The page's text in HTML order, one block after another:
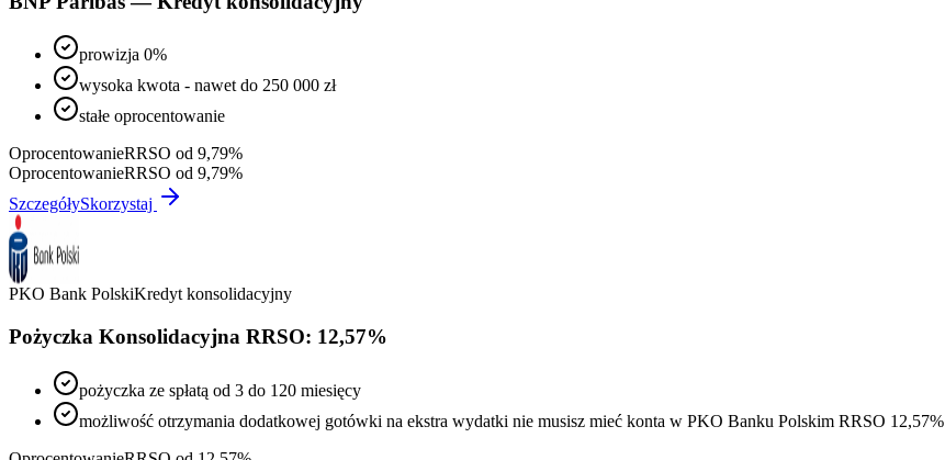
prowizja 0%
wysoka kwota - nawet do 250 000 zł
stałe oprocentowanie
OprocentowanieRRSO od 9,79%
OprocentowanieRRSO od 9,79%
SzczegółySkorzystaj
PKO Bank PolskiKredyt konsolidacyjny
Pożyczka Konsolidacyjna RRSO: 12,57%
pożyczka ze spłatą od 3 do 120 miesięcy
możliwość otrzymania dodatkowej gotówki na ekstra wydatki nie musisz mieć konta w PKO Banku Polskim RRSO 12,57%